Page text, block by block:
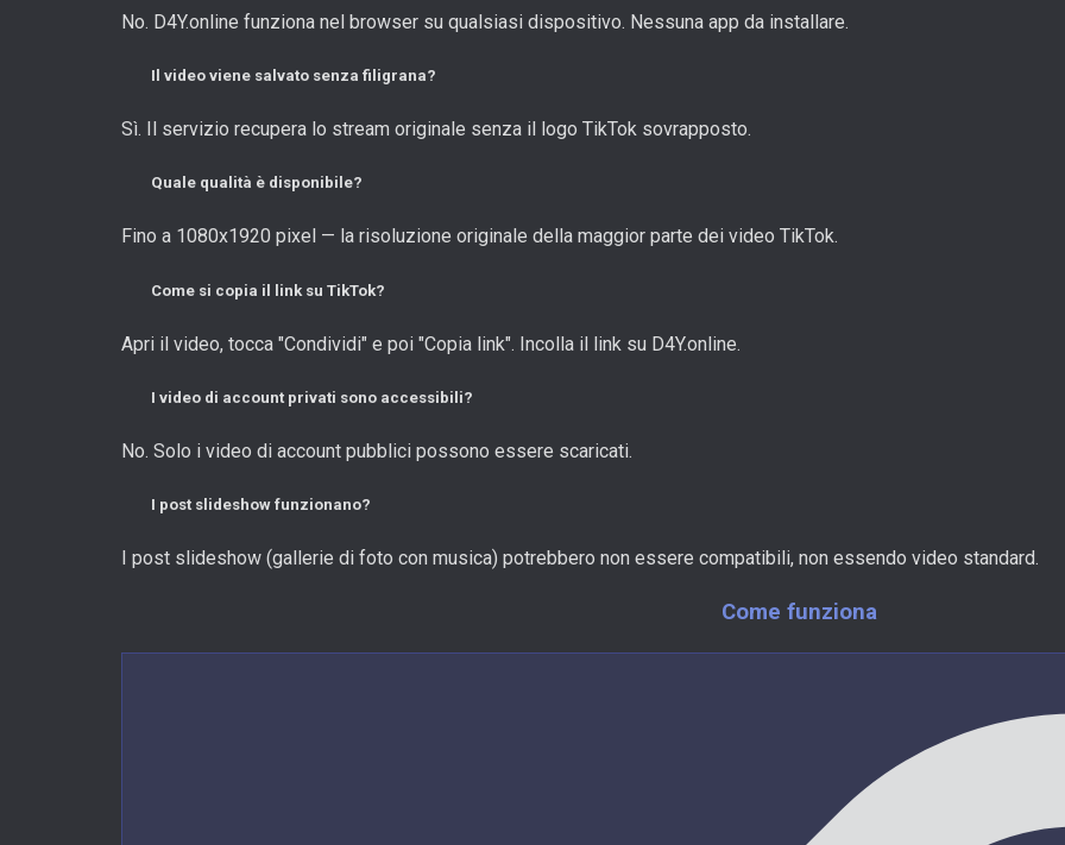
No. D4Y.online funziona nel browser su qualsiasi dispositivo. Nessuna app da installare.
Il video viene salvato senza filigrana?
Sì. Il servizio recupera lo stream originale senza il logo TikTok sovrapposto.
Quale qualità è disponibile?
Fino a 1080x1920 pixel — la risoluzione originale della maggior parte dei video TikTok.
Come si copia il link su TikTok?
Apri il video, tocca "Condividi" e poi "Copia link". Incolla il link su D4Y.online.
I video di account privati sono accessibili?
No. Solo i video di account pubblici possono essere scaricati.
I post slideshow funzionano?
I post slideshow (gallerie di foto con musica) potrebbero non essere compatibili, non essendo video standard.
Come funziona